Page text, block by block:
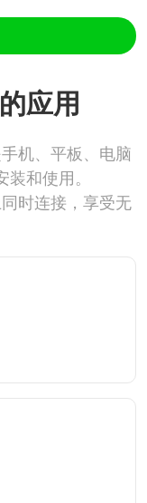
应用
机、平板、电脑
和使用。
时连接，享受无